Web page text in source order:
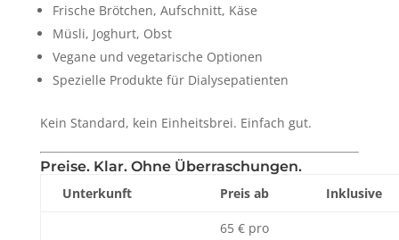
Frische Brötchen, Aufschnitt, Käse
Müsli, Joghurt, Obst
Vegane und vegetarische Optionen
Spezielle Produkte für Dialysepatienten
Kein Standard, kein Einheitsbrei. Einfach gut.
Preise. Klar. Ohne Überraschungen.
Unterkunft
Preis ab Inklusive
65 € pro